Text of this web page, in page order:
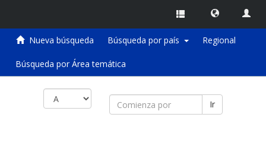
Nueva búsqueda Búsqueda por país Regional
Búsqueda por Área temática
Ir